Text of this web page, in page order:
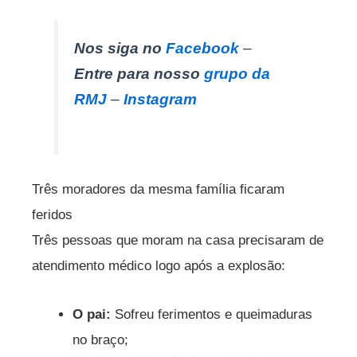
Nos siga noFacebook –
Entre para nossogrupo da
RMJ –Instagram
Três moradores da mesma família ficaram
feridos
Três pessoas que moram na casa precisaram de
atendimento médico logo após a explosão:
O pai: Sofreu ferimentos e queimaduras
no braço;